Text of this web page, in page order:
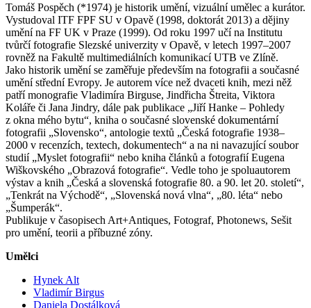
Tomáš Pospěch (*1974) je historik umění, vizuální umělec a kurátor.
Vystudoval ITF FPF SU v Opavě (1998, doktorát 2013) a dějiny
umění na FF UK v Praze (1999). Od roku 1997 učí na Institutu
tvůrčí fotografie Slezské univerzity v Opavě, v letech 1997–2007
rovněž na Fakultě multimediálních komunikací UTB ve Zlíně.
Jako historik umění se zaměřuje především na fotografii a současné
umění střední Evropy. Je autorem více než dvaceti knih, mezi něž
patří monografie Vladimíra Birguse, Jindřicha Štreita, Viktora
Koláře či Jana Jindry, dále pak publikace „Jiří Hanke – Pohledy
z okna mého bytu“, kniha o současné slovenské dokumentární
fotografii „Slovensko“, antologie textů „Česká fotografie 1938–
2000 v recenzích, textech, dokumentech“ a na ni navazující soubor
studií „Myslet fotografii“ nebo kniha článků a fotografií Eugena
Wiškovského „Obrazová fotografie“. Vedle toho je spoluautorem
výstav a knih „Česká a slovenská fotografie 80. a 90. let 20. století“,
„Tenkrát na Východě“, „Slovenská nová vlna“, „80. léta“ nebo
„Šumperák“.
Publikuje v časopisech Art+Antiques, Fotograf, Photonews, Sešit
pro umění, teorii a příbuzné zóny.
Umělci
Hynek Alt
Vladimír Birgus
Daniela Dostálková